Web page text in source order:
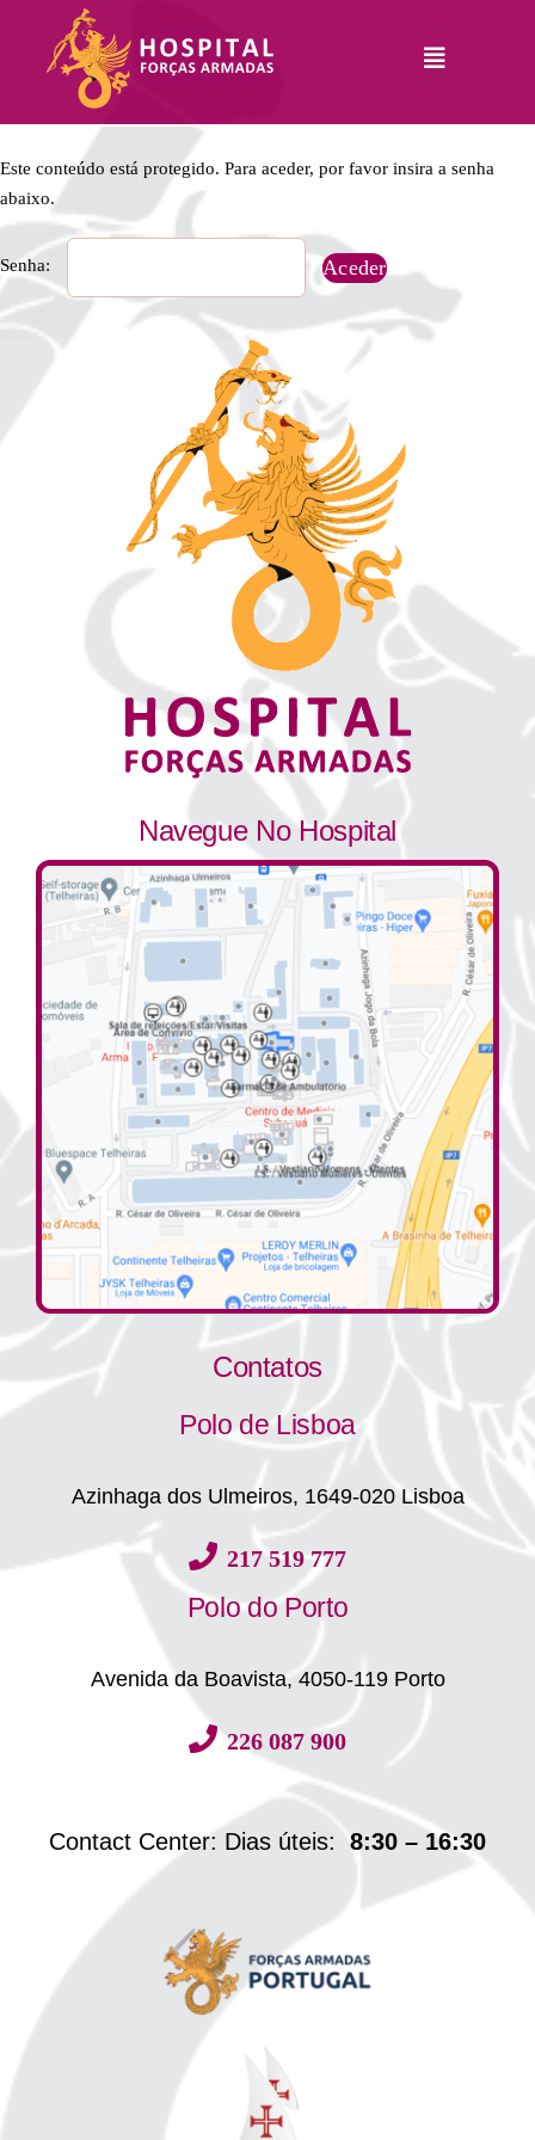
content
Toggle
Legais
Comunicação
Junte-Se A Nós
RHLogin
Este conteúdo está protegido. Para aceder, por favor insira a senha
abaixo.
Senha:
Navegue No Hospital
Contatos
Polo de Lisboa
Azinhaga dos Ulmeiros, 1649-020 Lisboa
217 519 777
Polo do Porto
Avenida da Boavista, 4050-119 Porto
226 087 900
Contact Center: Dias úteis: 8:30 – 16:30